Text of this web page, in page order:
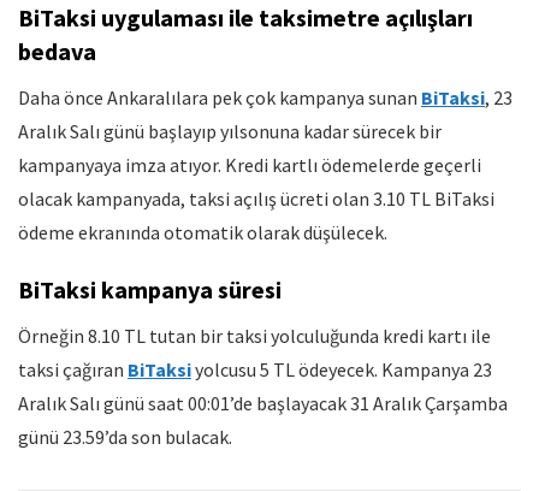
BiTaksi uygulaması ile taksimetre açılışları
bedava
Daha önce Ankaralılara pek çok kampanya sunan BiTaksi, 23
Aralık Salı günü başlayıp yılsonuna kadar sürecek bir
kampanyaya imza atıyor. Kredi kartlı ödemelerde geçerli
olacak kampanyada, taksi açılış ücreti olan 3.10 TL BiTaksi
ödeme ekranında otomatik olarak düşülecek.
BiTaksi kampanya süresi
Örneğin 8.10 TL tutan bir taksi yolculuğunda kredi kartı ile
taksi çağıran BiTaksiyolcusu 5 TL ödeyecek. Kampanya 23
Aralık Salı günü saat 00:01’de başlayacak 31 Aralık Çarşamba
günü 23.59’da son bulacak.